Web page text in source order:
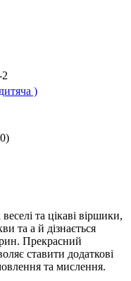
)
та цікаві віршики,
та а й дізнається
Прекрасний
ставити додаткові
та мислення.